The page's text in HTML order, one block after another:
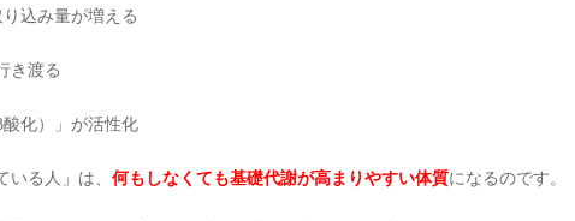
込み量が増える
き渡る
化）」が活性化
る人」は、 何もしなくても基礎代謝が高まりやすい体質になるのです。